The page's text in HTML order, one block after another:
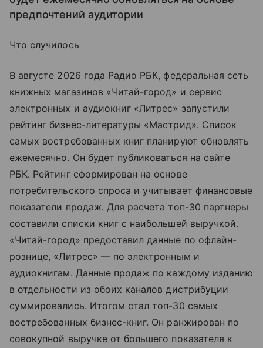
предпочтений аудитории
Что случилось
В августе 2026 года Радио РБК, федеральная сеть
книжных магазинов «Читай-город» и сервис
электронных и аудиокниг «Литрес» запустили
рейтинг бизнес-литературы «Мастрид». Список
самых востребованных книг планируют обновлять
ежемесячно. Он будет публиковаться на сайте
РБК. Рейтинг сформирован на основе
потребительского спроса и учитывает финансовые
показатели продаж. Для расчета топ-30 партнеры
составили списки книг с наибольшей выручкой.
«Читай-город» предоставил данные по офлайн-
рознице, «Литрес» — по электронным и
аудиокнигам. Данные продаж по каждому изданию
в отдельности из обоих каналов дистрибуции
суммировались. Итогом стал топ-30 самых
востребованных бизнес-книг. Он ранжирован по
совокупной выручке от большего показателя к